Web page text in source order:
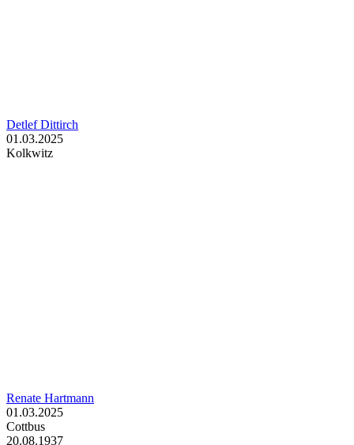
Detlef Dittirch
01.03.2025
Kolkwitz
Renate Hartmann
01.03.2025
Cottbus
20.08.1937